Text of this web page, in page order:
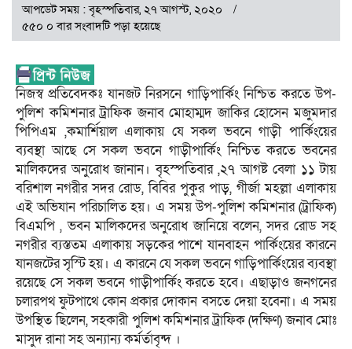
আপডেট সময় : বৃহস্পতিবার, ২৭ আগস্ট, ২০২০
৫৫০ ০ বার সংবাদটি পড়া হয়েছে
নিজস্ব প্রতিবেদকঃ যানজট নিরসনে গাড়িপার্কিং নিশ্চিত করতে উপ-
পুলিশ কমিশনার ট্রাফিক জনাব মোহাম্মদ জাকির হোসেন মজুমদার
পিপিএম ,কমার্শিয়াল এলাকায় যে সকল ভবনে গাড়ী পার্কিংয়ের
ব্যবস্থা আছে সে সকল ভবনে গাড়ীপার্কিং নিশ্চিত করতে ভবনের
মালিকদের অনুরোধ জানান। বৃহস্পতিবার ,২৭ আগষ্ট বেলা ১১ টায়
বরিশাল নগরীর সদর রোড, বিবির পুকুর পাড়, গীর্জা মহল্লা এলাকায়
এই অভিযান পরিচালিত হয়। এ সময় উপ-পুলিশ কমিশনার (ট্রাফিক)
বিএমপি , ভবন মালিকদের অনুরোধ জানিয়ে বলেন, সদর রোড সহ
নগরীর ব্যস্ততম এলাকায় সড়কের পাশে যানবাহন পার্কিংয়ের কারনে
যানজটের সৃস্টি হয়। এ কারনে যে সকল ভবনে গাড়িপার্কিংয়ের ব্যবস্থা
রয়েছে সে সকল ভবনে গাড়ীপার্কিং করতে হবে। এছাড়াও জনগনের
চলারপথ ফুটপাথে কোন প্রকার দোকান বসতে দেয়া হবেনা। এ সময়
উপস্থিত ছিলেন, সহকারী পুলিশ কমিশনার ট্রাফিক (দক্ষিণ) জনাব মোঃ
মাসুদ রানা সহ অন্যান্য কর্মর্তাবৃন্দ ।